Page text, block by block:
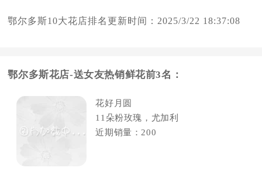
鄂尔多斯10大花店排名更新时间：2025/3/22 18:37:08
鄂尔多斯花店-送女友热销鲜花前3名：
花好月圆
11朵粉玫瑰，尤加利
近期销量：200